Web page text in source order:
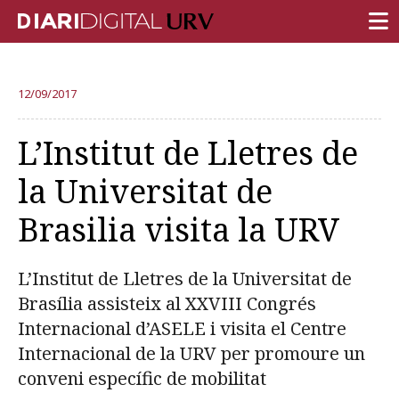
RECERCA
DOCÈNCIA
INSTITUCIÓ
VIDA AL CAMPUS
REPORTATGES
Més categories
12/09/2017
L’Institut de Lletres de
la Universitat de
Brasilia visita la URV
L’Institut de Lletres de la Universitat de
Brasília assisteix al XXVIII Congrés
Internacional d’ASELE i visita el Centre
Internacional de la URV per promoure un
conveni específic de mobilitat